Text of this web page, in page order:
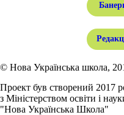
© Нова Українська школа,
Проект був створений 2017
з Міністерством освіти і
"Нова Українська Школа"